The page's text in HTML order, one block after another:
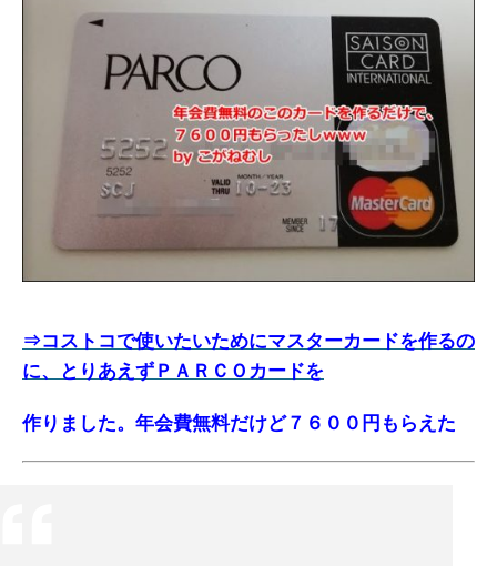
⇒コストコで使いたいためにマスターカードを作るの
に、とりあえずＰＡＲＣＯカードを
作りました。年会費無料だけど７６００円もらえた